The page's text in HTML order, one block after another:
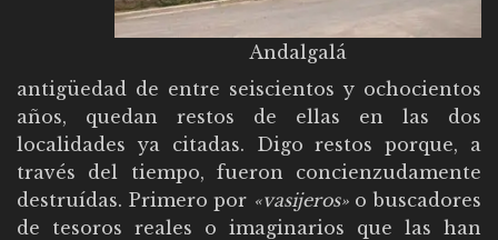
Andalgalá
antigüedad de entre seiscientos y ochocientos
años, quedan restos de ellas en las dos
localidades ya citadas. Digo restos porque, a
través del tiempo, fueron concienzudamente
destruídas. Primero por «vasijeros»o buscadores
de tesoros reales o imaginarios que las han